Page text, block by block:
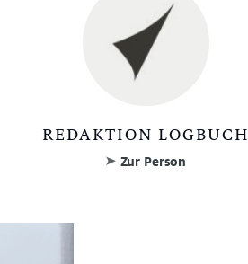
REDAKTION LOGBUCH
Zur Person